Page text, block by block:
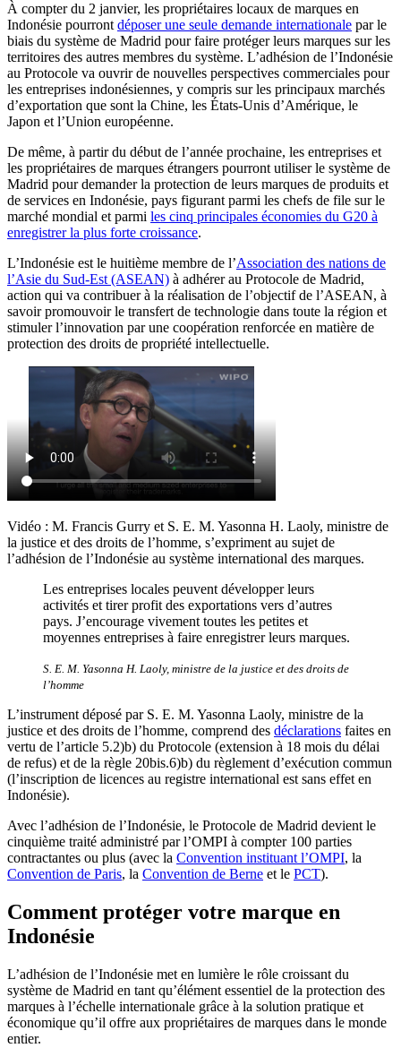
À compter du 2 janvier, les propriétaires locaux de marques en
Indonésie pourront déposer une seule demande internationale par le
biais du système de Madrid pour faire protéger leurs marques sur les
territoires des autres membres du système. L’adhésion de l’Indonésie
au Protocole va ouvrir de nouvelles perspectives commerciales pour
les entreprises indonésiennes, y compris sur les principaux marchés
d’exportation que sont la Chine, les États-Unis d’Amérique, le
Japon et l’Union européenne.
De même, à partir du début de l’année prochaine, les entreprises et
les propriétaires de marques étrangers pourront utiliser le système de
Madrid pour demander la protection de leurs marques de produits et
de services en Indonésie, pays figurant parmi les chefs de file sur le
marché mondial et parmi les cinq principales économies du G20 à
enregistrer la plus forte croissance.
L’Indonésie est le huitième membre de l’Association des nations de
l’Asie du Sud-Est (ASEAN) à adhérer au Protocole de Madrid,
action qui va contribuer à la réalisation de l’objectif de l’ASEAN, à
savoir promouvoir le transfert de technologie dans toute la région et
stimuler l’innovation par une coopération renforcée en matière de
protection des droits de propriété intellectuelle.
Vidéo : M. Francis Gurry et S. E. M. Yasonna H. Laoly, ministre de
la justice et des droits de l’homme, s’expriment au sujet de
l’adhésion de l’Indonésie au système international des marques.
Les entreprises locales peuvent développer leurs
activités et tirer profit des exportations vers d’autres
pays. J’encourage vivement toutes les petites et
moyennes entreprises à faire enregistrer leurs marques.
S. E. M. Yasonna H. Laoly, ministre de la justice et des droits de
l’homme
L’instrument déposé par S. E. M. Yasonna Laoly, ministre de la
justice et des droits de l’homme, comprend des déclarations faites en
vertu de l’article 5.2)b) du Protocole (extension à 18 mois du délai
de refus) et de la règle 20bis.6)b) du règlement d’exécution commun
(l’inscription de licences au registre international est sans effet en
Indonésie).
Avec l’adhésion de l’Indonésie, le Protocole de Madrid devient le
cinquième traité administré par l’OMPI à compter 100 parties
contractantes ou plus (avec la Convention instituant l’OMPI, la
Convention de Paris, la Convention de Berne et le PCT).
Comment protéger votre marque en
Indonésie
L’adhésion de l’Indonésie met en lumière le rôle croissant du
système de Madrid en tant qu’élément essentiel de la protection des
marques à l’échelle internationale grâce à la solution pratique et
économique qu’il offre aux propriétaires de marques dans le monde
entier.